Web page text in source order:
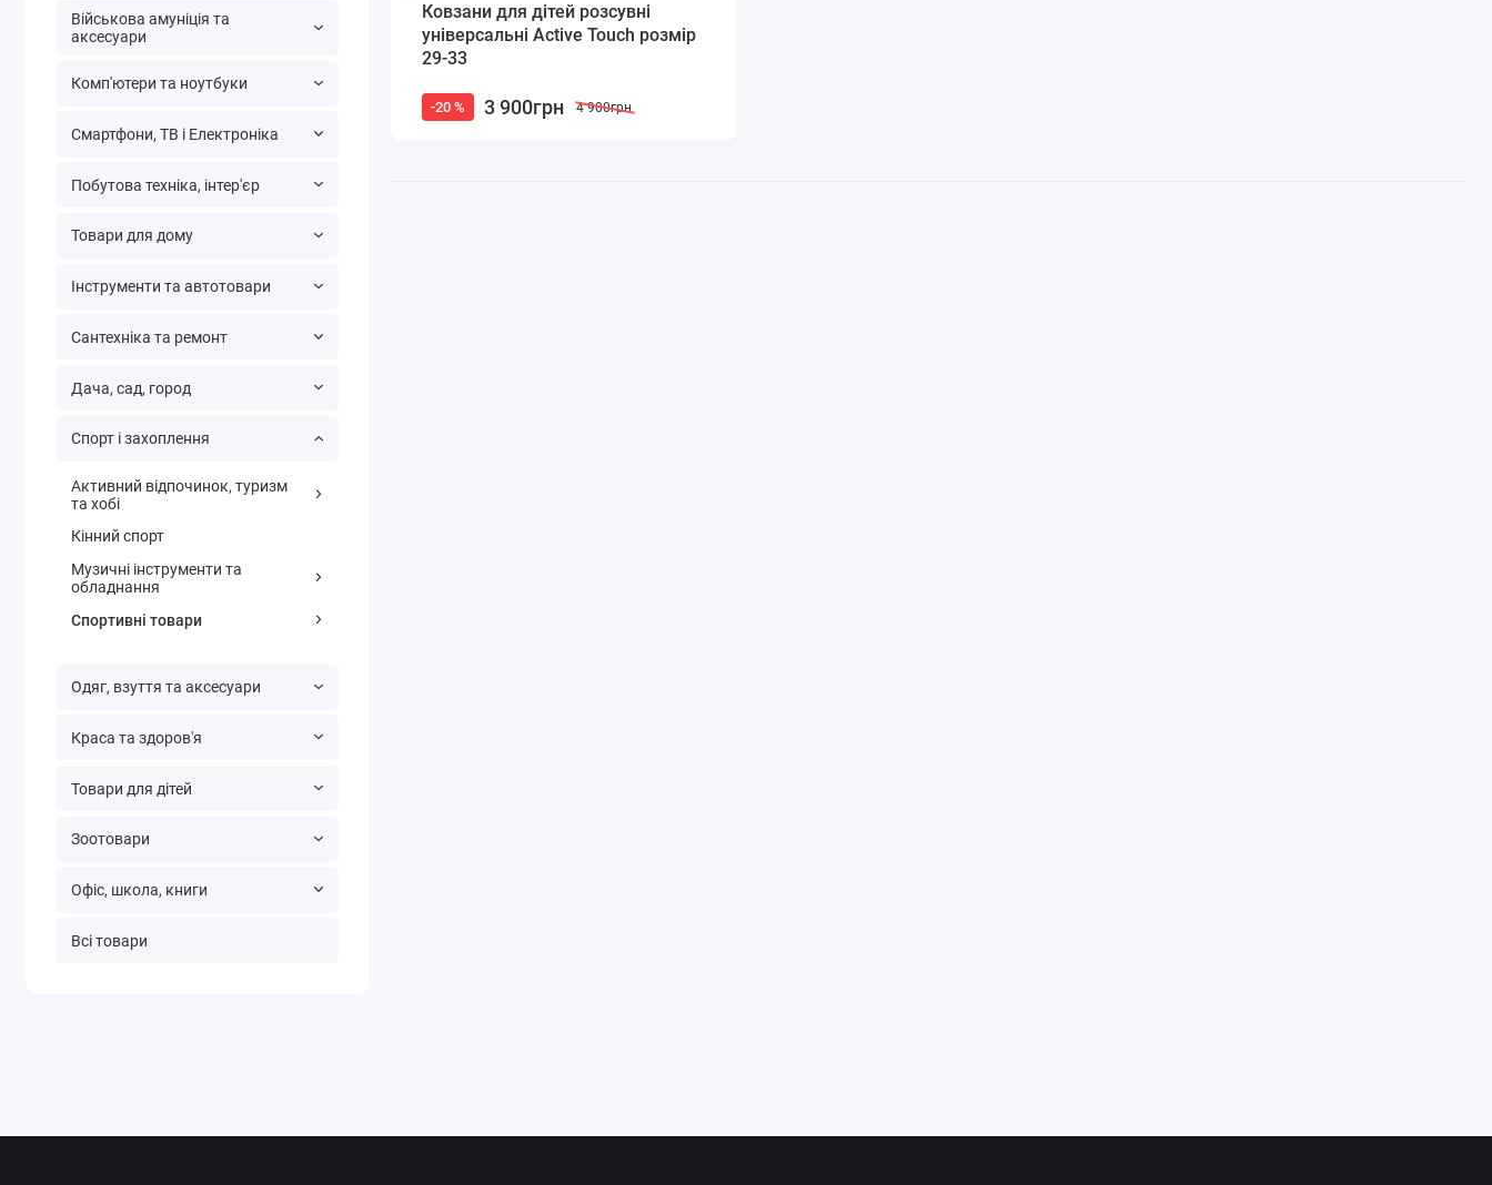
Військова амуніція та
аксесуари
Комп'ютери та ноутбуки
Смартфони, ТВ і Електроніка
Побутова техніка, інтер'єр
Товари для дому
Інструменти та автотовари
Сантехніка та ремонт
Дача, сад, город
Спорт і захоплення
Активний відпочинок, туризм
та хобі
Кінний спорт
Музичні інструменти та
обладнання
Спортивні товари
Одяг, взуття та аксесуари
Краса та здоров'я
Товари для дітей
Зоотовари
Офіс, школа, книги
Всі товари
Ковзани для дітей розсувні
універсальні Active Touch розмір
29-33
-20 % 3 900грн 4 900грн